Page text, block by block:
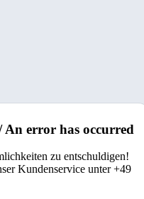
An error has occurred
zu entschuldigen!
Kundenservice unter +49